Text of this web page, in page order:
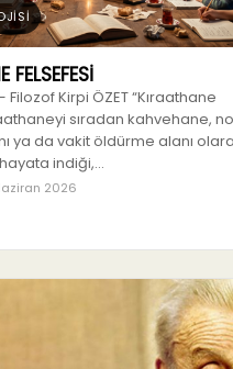
FELSEFESİ
Kirpi ÖZET “Kıraathane
sıradan kahvehane,
ya da vakit öldürme alanı
indiği,…
2026